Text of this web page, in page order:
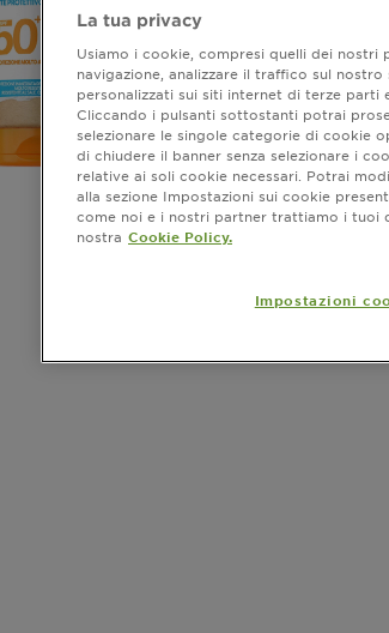
La tua privacy
Usiamo i cookie, compresi quelli dei
navigazione, analizzare il traffico sul
personalizzati sui siti internet di terze parti
Cliccando i pulsanti sottostanti potrai
selezionare le singole categorie di cookie
di chiudere il banner senza selezionare i
relative ai soli cookie necessari. Potrai
alla sezione Impostazioni sui cookie
come noi e i nostri partner trattiamo i tuoi
nostra Cookie Policy.
Impostazioni